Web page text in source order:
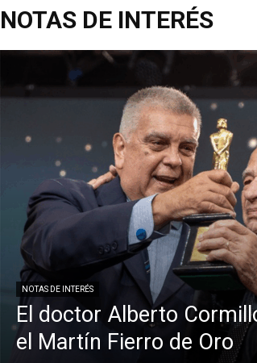
NOTAS DE INTERÉS
NOTAS DE INTERÉS
El doctor Alberto
el Martín Fierro de Oro